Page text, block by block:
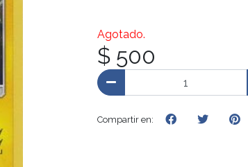
Agotado.
$ 500
Compartir en: